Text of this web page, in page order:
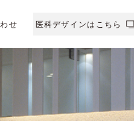
せ 医科デザインはこちら